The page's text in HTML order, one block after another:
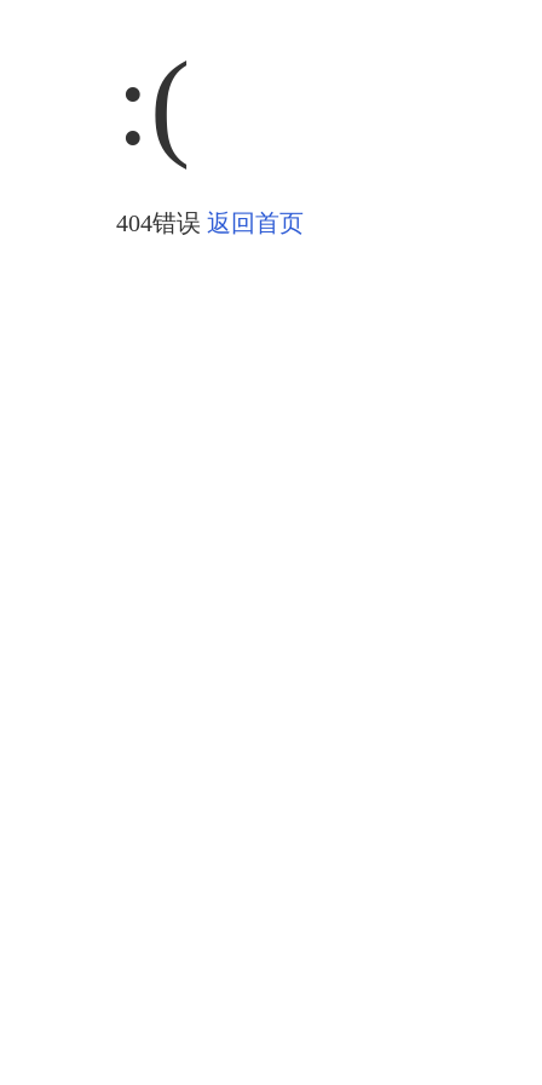
:(
404错误 返回首页